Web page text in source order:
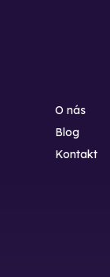
O nás
Blog
Kontakt